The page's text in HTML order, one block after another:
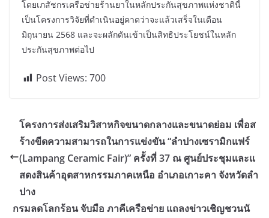
โดยเภสัชกรเครือข่ายร้านยาในหลักประกันสุขภาพแห่งชาตินี้
เป็นโครงการวิจัยที่ดำเนินอยู่คาดว่าจะแล้วเสร็จในเดือน
มิถุนายน 2568 และจะผลักดันเข้าเป็นสิทธิประโยชน์ในหลัก
ประกันสุขภาพต่อไป
Post Views: 700
โครงการส่งเสริมวิสาหกิจขนาดกลางและขนาดย่อม เพื่อส
ร้างขีดความสามารถในการแข่งขัน “ลำปางเซรามิกแฟร์
(Lampang Ceramic Fair)” ครั้งที่ 37 ณ ศูนย์ประชุมและแ
สดงสินค้าอุตสาหกรรมภาคเหนือ อำเภอเกาะคา จังหวัดลำ
ปาง
กรมลดโลกร้อน จับมือ ภาคีเครือข่าย แถลงข่าวเชิญชวนนั